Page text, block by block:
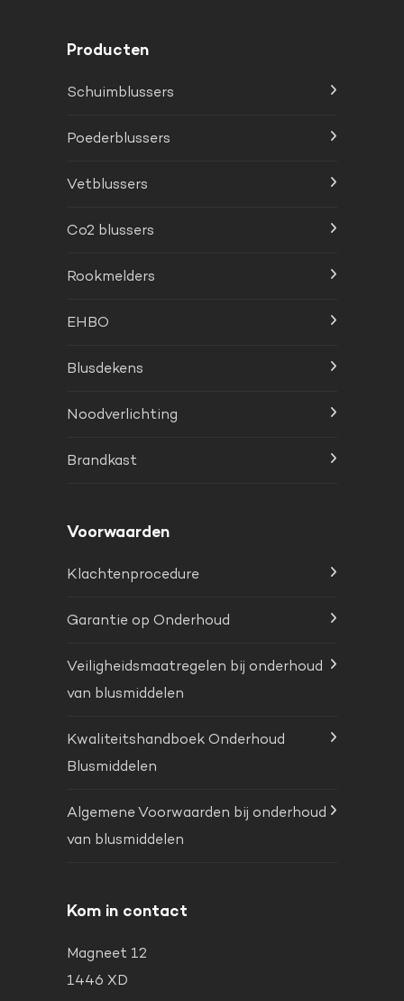
Producten
Schuimblussers
Poederblussers
Vetblussers
Co2 blussers
Rookmelders
EHBO
Blusdekens
Noodverlichting
Brandkast
Voorwaarden
Klachtenprocedure
Garantie op Onderhoud
Veiligheidsmaatregelen bij onderhoud
van blusmiddelen
Kwaliteitshandboek Onderhoud
Blusmiddelen
Algemene Voorwaarden bij onderhoud
van blusmiddelen
Kom in contact
Magneet 12
1446 XD